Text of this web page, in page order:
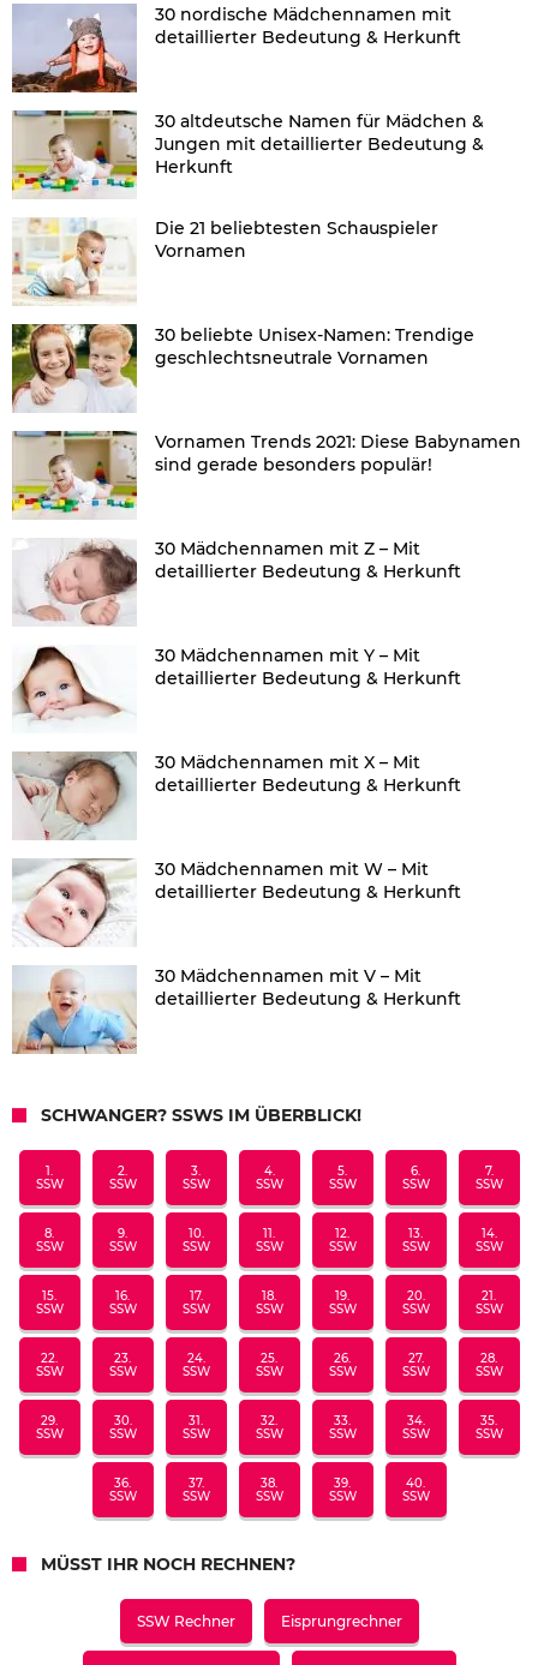
30 nordische Mädchennamen mit
detaillierter Bedeutung & Herkunft
30 altdeutsche Namen für Mädchen &
Jungen mit detaillierter Bedeutung &
Herkunft
Die 21 beliebtesten Schauspieler
Vornamen
30 beliebte Unisex-Namen: Trendige
geschlechtsneutrale Vornamen
Vornamen Trends 2021: Diese Babynamen
sind gerade besonders populär!
30 Mädchennamen mit Z – Mit
detaillierter Bedeutung & Herkunft
30 Mädchennamen mit Y – Mit
detaillierter Bedeutung & Herkunft
30 Mädchennamen mit X – Mit
detaillierter Bedeutung & Herkunft
30 Mädchennamen mit W – Mit
detaillierter Bedeutung & Herkunft
30 Mädchennamen mit V – Mit
detaillierter Bedeutung & Herkunft
SCHWANGER? SSWS IM ÜBERBLICK!
1.
SSW
2.
SSW
3.
SSW
4.
SSW
5.
SSW
6.
SSW
7.
SSW
8.
SSW
9.
SSW
10.
SSW
11.
SSW
12.
SSW
13.
SSW
14.
SSW
15.
SSW
16.
SSW
17.
SSW
18.
SSW
19.
SSW
20.
SSW
21.
SSW
22.
SSW
23.
SSW
24.
SSW
25.
SSW
26.
SSW
27.
SSW
28.
SSW
29.
SSW
30.
SSW
31.
SSW
32.
SSW
33.
SSW
34.
SSW
35.
SSW
36.
SSW
37.
SSW
38.
SSW
39.
SSW
40.
SSW
MÜSST IHR NOCH RECHNEN?
SSW Rechner Eisprungrechner